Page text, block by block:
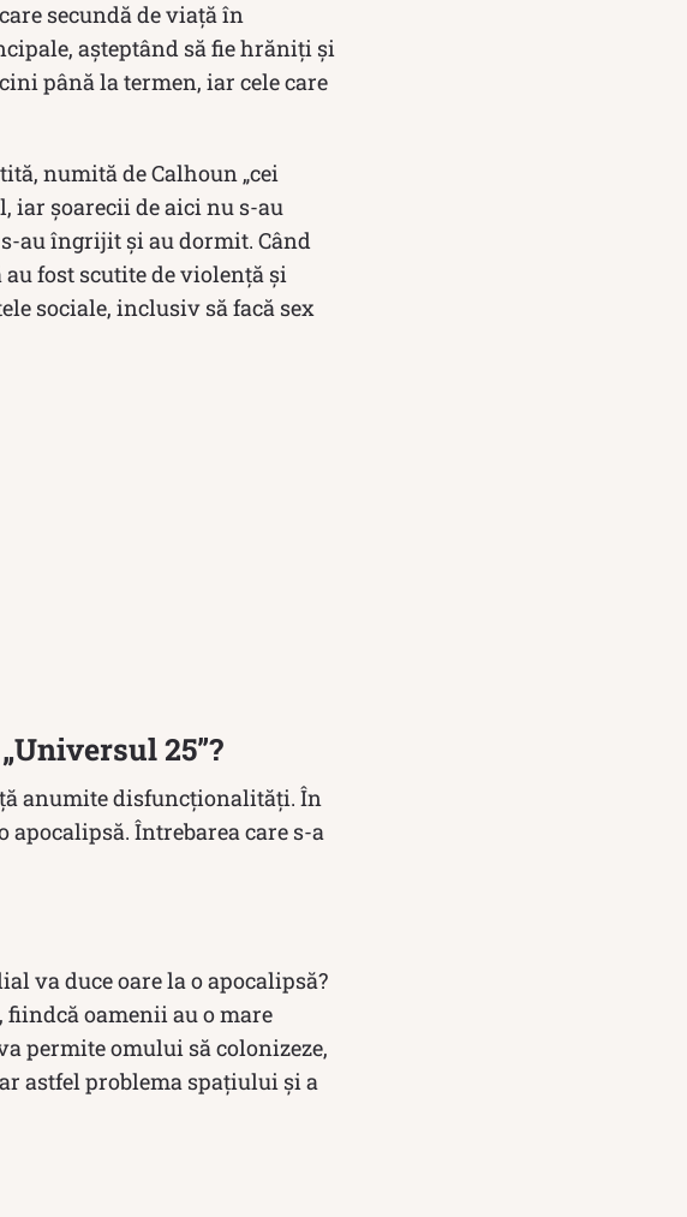
secundă de viață în
așteptând să fie hrăniți și
până la termen, iar cele care
numită de Calhoun „cei
iar șoarecii de aici nu s-au
au îngrijit și au dormit. Când
fost scutite de violență și
sociale, inclusiv să facă sex
25”?
anumite disfuncționalități. În
apocalipsă. Întrebarea care s-a
va duce oare la o apocalipsă?
oamenii au o mare
permite omului să colonizeze,
astfel problema spațiului și a